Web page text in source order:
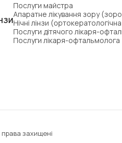
Послуги майстра
Апаратне лікування зору
Нічні лінзи
Послуги дітячого лікаря-
Послуги лікаря-офтальмолога
захищені